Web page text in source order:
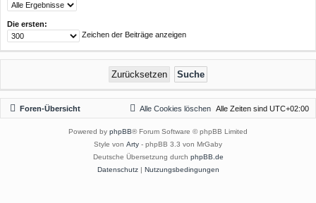
Die ersten:
Zeichen der Beiträge anzeigen
Foren-Übersicht Alle Zeiten sind UTC+02:00
Alle Cookies löschen
Powered by phpBB® Forum Software © phpBB Limited
Style von Arty - phpBB 3.3 von MrGaby
Deutsche Übersetzung durch phpBB.de
Datenschutz| Nutzungsbedingungen